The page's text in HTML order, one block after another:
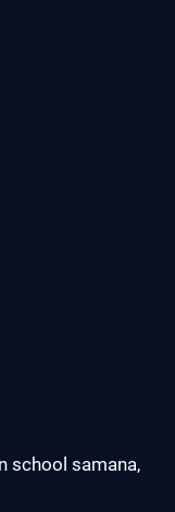
school samana,